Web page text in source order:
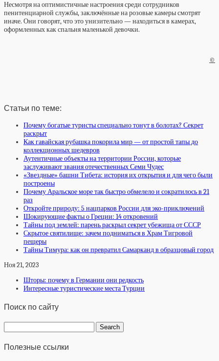
Несмотря на оптимистичные настроения среди сотрудников
пенитенциарной службы, заключённые на розовые камеры смотрят
иначе. Они говорят, что это унизительно — находиться в камерах,
оформленных как спальня маленькой девочки.
©
Статьи по теме:
Почему богатые туристы специально тонут в болотах? Секрет
раскрыт
Как гавайская рубашка покорила мир — от простой тапы до
коллекционных шедевров
Аутентичные объекты на территории России, которые
заслуживают звания отечественных Семи Чудес
«Звездные» башни Тибета: история их открытия и для чего были
построены
Почему Аральское море так быстро обмелело и сократилось в 21
раз
Откройте природу: 5 нацпарков России для эко-приключений
Шокирующие факты о Греции: 14 откровений
Тайны под землей: парень раскрыл секрет убежища от СССР
Скрытое святилище: зачем подниматься в Храм Тигровой
пещеры
Тайны Тимура: как он превратил Самарканд в образцовый город
Ноя 21, 2023
Шторы: почему в Германии они редкость
Интересные туристические места Турции
Поиск по сайту
Полезные ссылки